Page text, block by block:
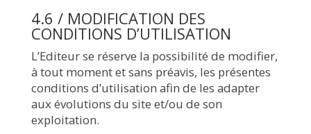
4.6 / MODIFICATION DES
CONDITIONS D’UTILISATION
L’Editeur se réserve la possibilité de modifier,
à tout moment et sans préavis, les présentes
conditions d’utilisation afin de les adapter
aux évolutions du site et/ou de son
exploitation.